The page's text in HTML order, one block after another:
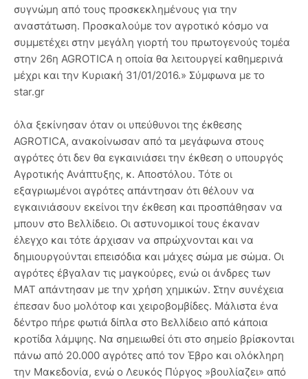
συγνώμη από τους προσκεκλημένους για την
αναστάτωση. Προσκαλούμε τον αγροτικό κόσμο να
συμμετέχει στην μεγάλη γιορτή του πρωτογενούς τομέα
στην 26η AGROTICA η οποία θα λειτουργεί καθημερινά
μέχρι και την Κυριακή 31/01/2016.» Σύμφωνα με το
star.gr
όλα ξεκίνησαν όταν οι υπεύθυνοι της έκθεσης
AGROTICA, ανακοίνωσαν από τα μεγάφωνα στους
αγρότες ότι δεν θα εγκαινιάσει την έκθεση ο υπουργός
Αγροτικής Ανάπτυξης, κ. Αποστόλου. Τότε οι
εξαγριωμένοι αγρότες απάντησαν ότι θέλουν να
εγκαινιάσουν εκείνοι την έκθεση και προσπάθησαν να
μπουν στο Βελλίδειο. Οι αστυνομικοί τους έκαναν
έλεγχο και τότε άρχισαν να σπρώχνονται και να
δημιουργούνται επεισόδια και μάχες σώμα με σώμα. Οι
αγρότες έβγαλαν τις μαγκούρες, ενώ οι άνδρες των
ΜΑΤ απάντησαν με την χρήση χημικών. Στην συνέχεια
έπεσαν δυο μολότοφ και χειροβομβίδες. Μάλιστα ένα
δέντρο πήρε φωτιά δίπλα στο Βελλίδειο από κάποια
κροτίδα λάμψης. Να σημειωθεί ότι στο σημείο βρίσκονται
πάνω από 20.000 αγρότες από τον Έβρο και ολόκληρη
την Μακεδονία, ενώ ο Λευκός Πύργος »βουλίαζει» από